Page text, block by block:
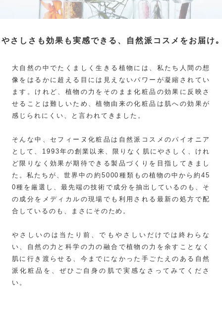
やさしさも効果も実感できる、自然派コスメをお届け｡
大自然の中でたくましく生きる植物には、私たち人間の想
像をはるかに超える目には見えないパワーが凝縮されてい
ます。けれど、植物の力をそのまま化粧品の効果に反映さ
せることは難しいため、植物由来の化粧品は肌への効果が
感じられにくい、と言われてきました。
そんな中、セフィーヌ化粧品は自然派コスメのパイオニア
として、1993年の創業以来、限りなく肌にやさしく、けれ
ど限りなく効果が期待できる製品づくりを目指してきまし
た。私たちが、世界中の約5000種類もの植物の中から約45
0種を厳選し、最先端の技術で成分を抽出しているのも、そ
の成分をメディカルの現場でも利用される最新の処方で配
合しているのも、まさにそのため。
やさしいのは当たり前、でもやさしいだけでは終わらな
い、自然の力と科学の力の融合で植物の力を余すことなく
肌に行き渡らせる、今までになかった手ごたえのある自然
派化粧品を、ぜひご自身の肌で実感なさってみてくださ
い。